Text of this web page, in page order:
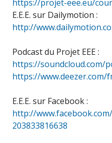
https://projet-eee.eu/
E.E.E. sur Dailymotion :
http://
Podcast du Projet EEE :
https://soundcloud.com/
https://www.deezer.com/
E.E.E. sur Facebook :
http://
203833816638